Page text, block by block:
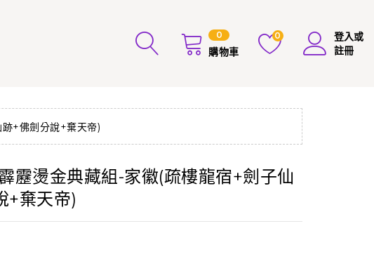
0
購物車
0
登入或
註冊
+佛劍分說+棄天帝)
靂燙金典藏組-家徽(疏樓龍宿+劍子仙
+棄天帝)